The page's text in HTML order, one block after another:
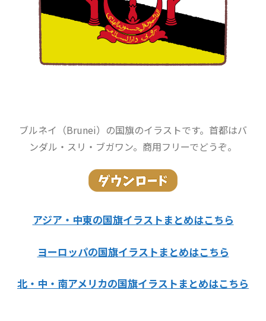
ブルネイ（Brunei）の国旗のイラストです。首都はバ
ンダル・スリ・ブガワン。商用フリーでどうぞ。
アジア・中東の国旗イラストまとめはこちら
ヨーロッパの国旗イラストまとめはこちら
北・中・南アメリカの国旗イラストまとめはこちら